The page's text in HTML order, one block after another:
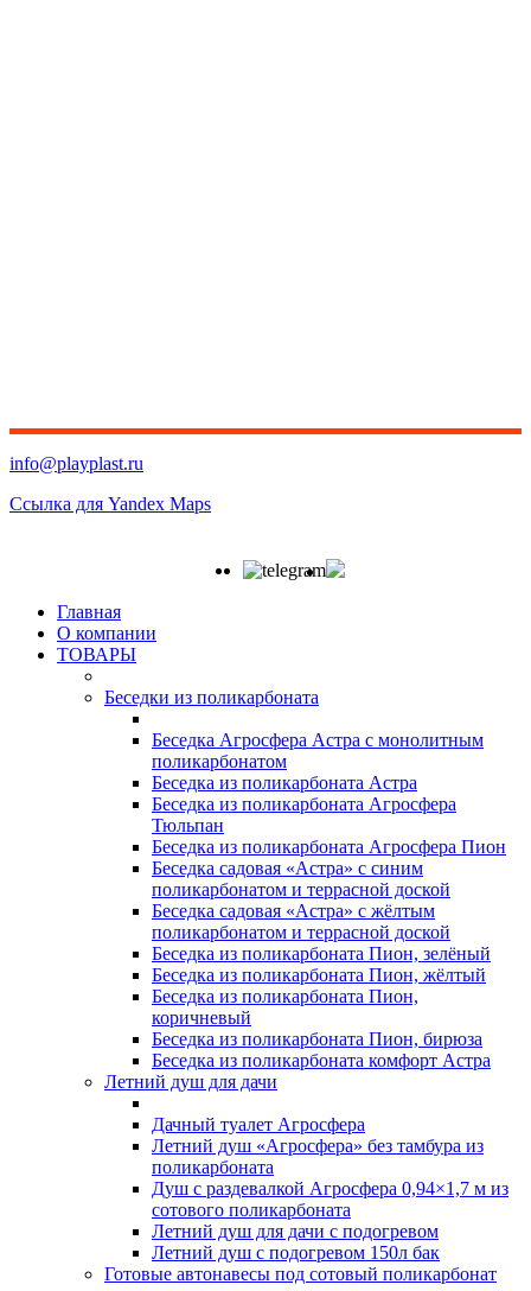
info@playplast.ru
Ссылка для Yandex Maps
Главная
О компании
ТОВАРЫ
Беседки из поликарбоната
Беседка Агросфера Астра с монолитным
поликарбонатом
Беседка из поликарбоната Астра
Беседка из поликарбоната Агросфера
Тюльпан
Беседка из поликарбоната Агросфера Пион
Беседка садовая «Астра» с синим
поликарбонатом и террасной доской
Беседка садовая «Астра» с жёлтым
поликарбонатом и террасной доской
Беседка из поликарбоната Пион, зелёный
Беседка из поликарбоната Пион, жёлтый
Беседка из поликарбоната Пион,
коричневый
Беседка из поликарбоната Пион, бирюза
Беседка из поликарбоната комфорт Астра
Летний душ для дачи
Дачный туалет Агросфера
Летний душ «Агросфера» без тамбура из
поликарбоната
Душ с раздевалкой Агросфера 0,94×1,7 м из
сотового поликарбоната
Летний душ для дачи с подогревом
Летний душ с подогревом 150л бак
Готовые автонавесы под сотовый поликарбонат